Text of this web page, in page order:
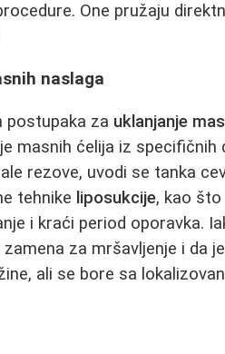
One pružaju
naslaga
postupaka za uklanjanje
masnih ćelija iz specifičnih
rezove, uvodi se tanka
tehnike liposukcije, kao
i kraći period oporavka.
za mršavljenje i da
ali se bore sa